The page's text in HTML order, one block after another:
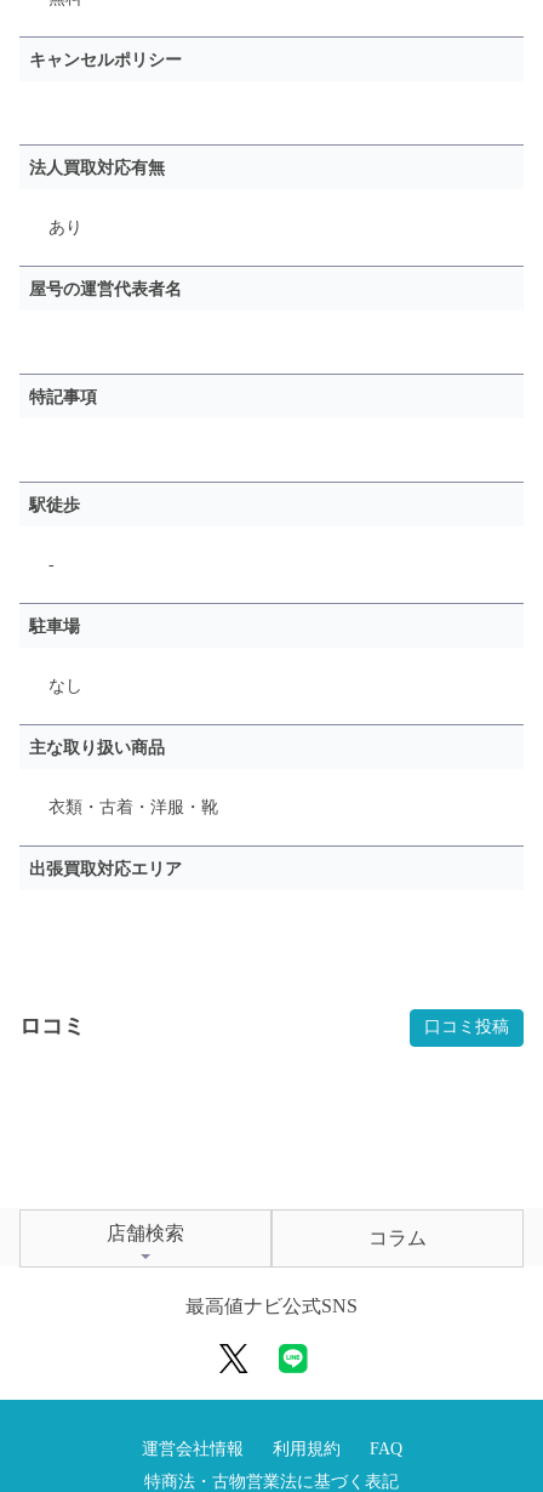
キャンセルポリシー
法人買取対応有無
あり
屋号の運営代表者名
特記事項
駅徒歩
-
駐車場
なし
主な取り扱い商品
衣類・古着・洋服・靴
出張買取対応エリア
ロコミ 口コミ投稿
店舗検索 コラム
最高値ナビ公式SNS
運営会社情報 利用規約
FAQ
特商法・古物営業法に基づく表記